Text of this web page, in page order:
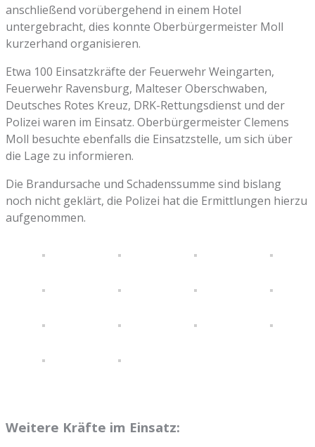
anschließend vorübergehend in einem Hotel
untergebracht, dies konnte Oberbürgermeister Moll
kurzerhand organisieren.
Etwa 100 Einsatzkräfte der Feuerwehr Weingarten,
Feuerwehr Ravensburg, Malteser Oberschwaben,
Deutsches Rotes Kreuz, DRK-Rettungsdienst und der
Polizei waren im Einsatz. Oberbürgermeister Clemens
Moll besuchte ebenfalls die Einsatzstelle, um sich über
die Lage zu informieren.
Die Brandursache und Schadenssumme sind bislang
noch nicht geklärt, die Polizei hat die Ermittlungen hierzu
aufgenommen.
Weitere Kräfte im Einsatz: